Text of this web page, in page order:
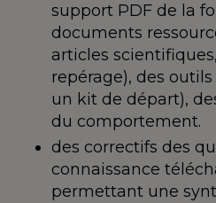
support PDF de la
documents
articles
repérage), des
un kit de départ),
du comportement.
des correctifs des
connaissance
permettant une